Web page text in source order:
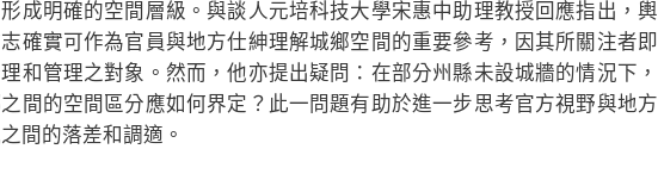
成明確的空間層級。與談人元培科技大學宋惠中助理教授回應指出，輿
確實可作為官員與地方仕紳理解城鄉空間的重要參考，因其所關注者即
和管理之對象。然而，他亦提出疑問：在部分州縣未設城牆的情況下，
間的空間區分應如何界定？此一問題有助於進一步思考官方視野與地方
間的落差和調適。